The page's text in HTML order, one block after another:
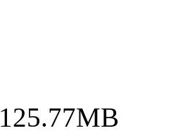
125.77MB